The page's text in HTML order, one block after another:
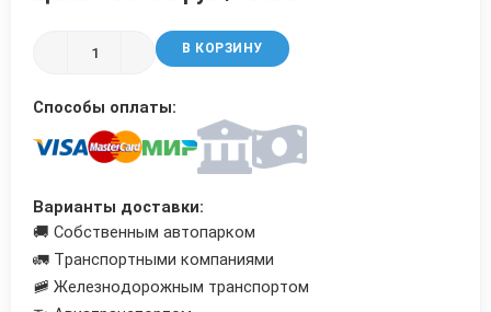
В КОРЗИНУ
Способы оплаты:
Варианты доставки:
🚚 Собственным автопарком
🚛 Транспортными компаниями
🚞 Железнодорожным транспортом
Трубы в ВУС изоляции